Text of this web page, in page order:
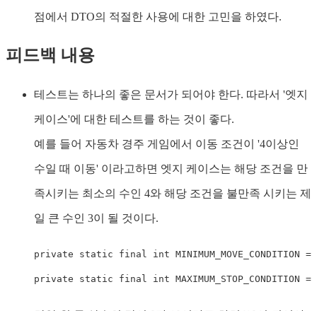
점에서 DTO의 적절한 사용에 대한 고민을 하였다.
피드백 내용
테스트는 하나의 좋은 문서가 되어야 한다. 따라서 '엣지
케이스'에 대한 테스트를 하는 것이 좋다.
예를 들어 자동차 경주 게임에서 이동 조건이 '4이상인
수일 때 이동' 이라고하면 엣지 케이스는 해당 조건을 만
족시키는 최소의 수인 4와 해당 조건을 불만족 시키는 제
일 큰 수인 3이 될 것이다.
private static final int MINIMUM_MOVE_CONDITION =
private static final int MAXIMUM_STOP_CONDITION =